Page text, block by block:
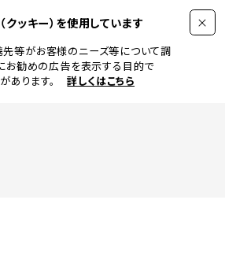
ッキー）を使用しています
等がお客様のニーズ等について調
お勧めの広告を表示する目的で
ります。
詳しくはこちら